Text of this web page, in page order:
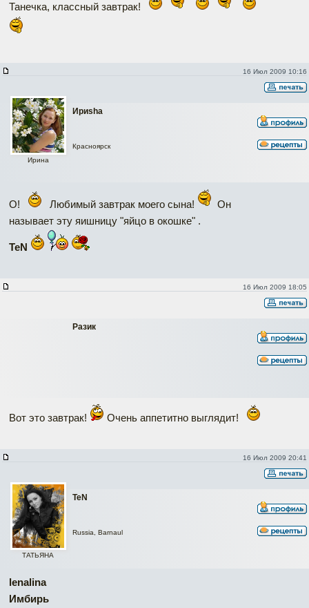
Танечка, классный завтрак!
16 Июл 2009 10:16
Ириshа
Ирина
Красноярск
О! Любимый завтрак моего сына!
Он
называет эту яишницу "яйцо в окошке" .
TeN
16 Июл 2009 18:05
Разик
Вот это завтрак! Очень аппетитно выглядит!
16 Июл 2009 20:41
TeN
ТАТЬЯНА
Russia, Barnaul
lenalina
Имбирь